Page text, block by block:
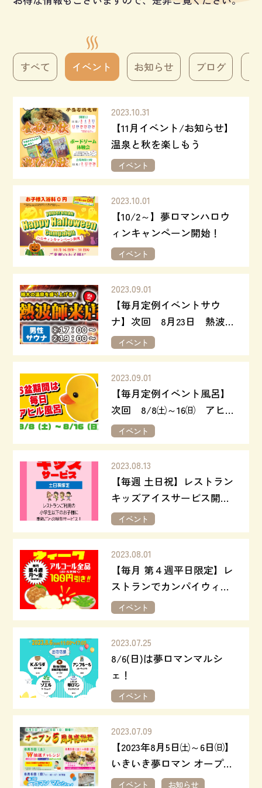
すべて イベント お知らせ ブログ
2023.10.31
【11月イベント/お知らせ】
温泉と秋を楽しもう
イベント
2023.10.01
【10/2～】夢ロマンハロウ
ィンキャンペーン開始！
イベント
2023.09.01
【毎月定例イベントサウ
ナ】次回 8月23日 熱波師
来店！
イベント
2023.09.01
【毎月定例イベント風呂】
次回 8/8㈯～16㈰ アヒル
風呂！
イベント
2023.08.13
【毎週 土日祝】レストラン
キッズアイスサービス開催
中♪
イベント
2023.08.01
【毎月 第４週平日限定】レ
ストランでカンパイウィー
ク！
イベント
2023.07.25
8/6(日)は夢ロマンマルシ
ェ！
イベント
2023.07.09
【2023年8月5日㈯～6日㈰】
いきいき夢ロマン オープン
５周年感謝祭
イベント お知らせ